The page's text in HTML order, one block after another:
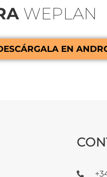
WEPLAN
EN